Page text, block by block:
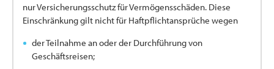
nur Versicherungsschutz für Vermögensschäden. Diese
Einschränkung gilt nicht für Haftpflichtansprüche wegen
der Teilnahme an oder der Durchführung von
Geschäftsreisen;